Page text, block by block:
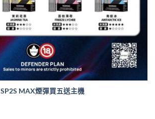
SP2S MAX煙彈買五送主機